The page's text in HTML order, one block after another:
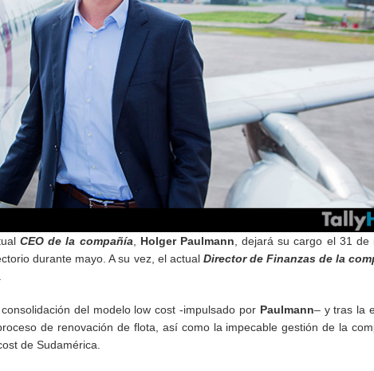
CEO de la compañía, Holger Paulmann, dejará su cargo el 31 de
durante mayo. A su vez, el actual Director de Finanzas de la
del modelo low cost -impulsado por Paulmann– y tras la
de renovación de flota, así como la impecable gestión de la
de Sudamérica.